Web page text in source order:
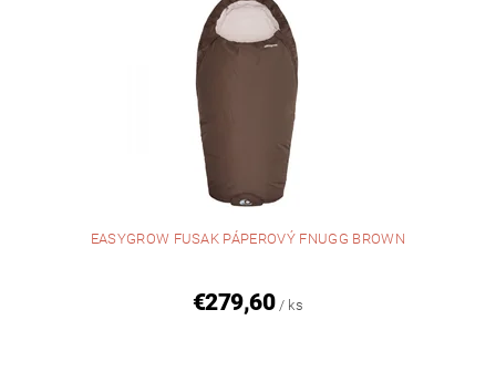
EASYGROW FUSAK PÁPEROVÝ FNUGG BROWN
€279,60 / ks